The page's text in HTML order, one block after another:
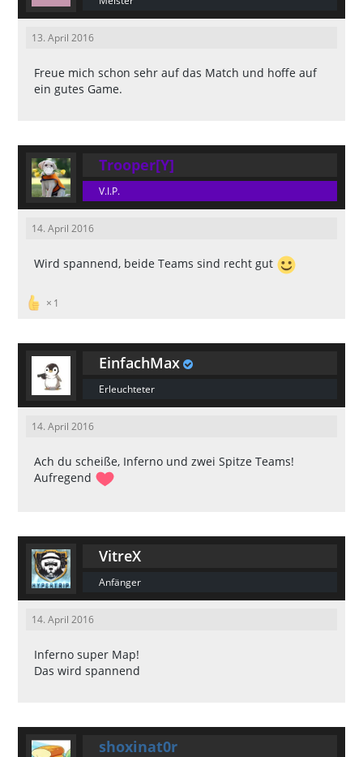
13. April 2016
Freue mich schon sehr auf das Match und hoffe auf
ein gutes Game.
Trooper[Y]
V.I.P.
14. April 2016
Wird spannend, beide Teams sind recht gut
1
EinfachMax
Erleuchteter
14. April 2016
Ach du scheiße, Inferno und zwei Spitze Teams!
Aufregend
VitreX
Anfänger
14. April 2016
Inferno super Map!
Das wird spannend
shoxinat0r